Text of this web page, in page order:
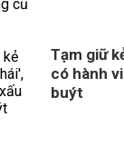
Tạm giữ
có hành
buýt